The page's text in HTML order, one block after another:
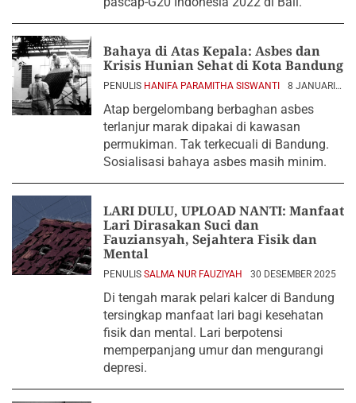
Bahaya di Atas Kepala: Asbes dan
Krisis Hunian Sehat di Kota Bandung
PENULIS HANIFA PARAMITHA SISWANTI
8 JANUARI
Atap bergelombang berbaghan asbes
terlanjur marak dipakai di kawasan
permukiman. Tak terkecuali di Bandung.
Sosialisasi bahaya asbes masih minim.
LARI DULU, UPLOAD NANTI: Manfaat
Lari Dirasakan Suci dan
Fauziansyah, Sejahtera Fisik dan
Mental
PENULIS SALMA NUR FAUZIYAH 30 DESEMBER 2025
Di tengah marak pelari kalcer di Bandung
tersingkap manfaat lari bagi kesehatan
fisik dan mental. Lari berpotensi
memperpanjang umur dan mengurangi
depresi.